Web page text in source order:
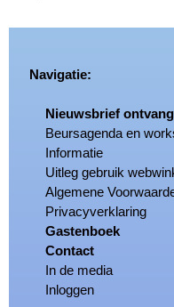
Navigatie:
Nieuwsbrief
Beursagenda en
Informatie
Uitleg gebruik
Algemene
Privacyverklaring
Gastenboek
Contact
In de media
Inloggen